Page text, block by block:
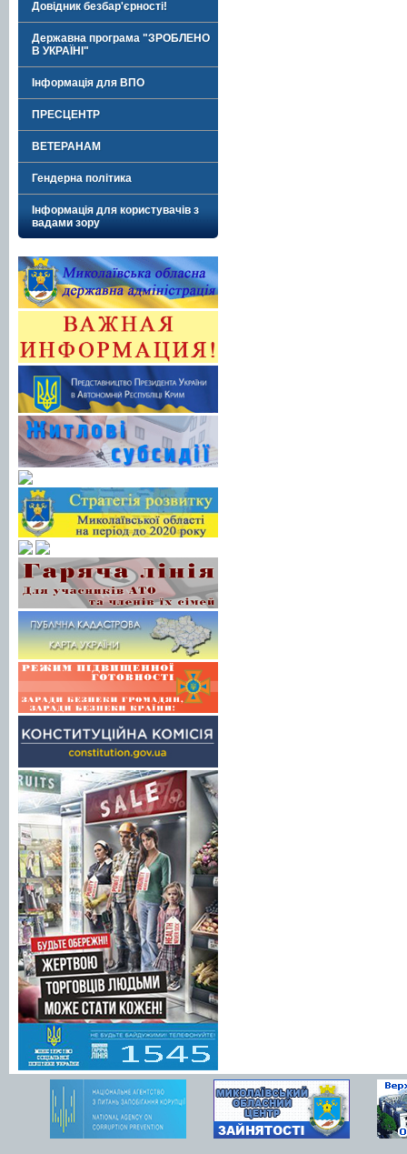
Довідник безбар'єрності!
Державна програма "ЗРОБЛЕНО
В УКРАЇНІ"
Інформація для ВПО
ПРЕСЦЕНТР
ВЕТЕРАНАМ
Гендерна політика
Інформація для користувачів з
вадами зору